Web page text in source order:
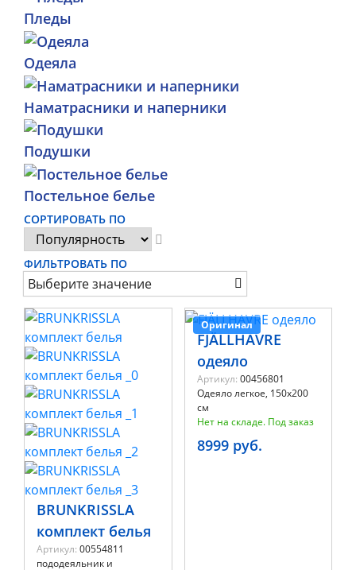
Пледы
Одеяла
Наматрасники и наперники
Подушки
Постельное белье
СОРТИРОВАТЬ ПО
ФИЛЬТРОВАТЬ ПО
Выберите значение
BRUNKRISSLA
комплект белья
Артикул: 00554811
пододеяльник и
Оригинал
FJÄLLHAVRE
одеяло
Артикул: 00456801
Одеяло легкое, 150x200
см
Нет на складе. Под заказ
8999 руб.